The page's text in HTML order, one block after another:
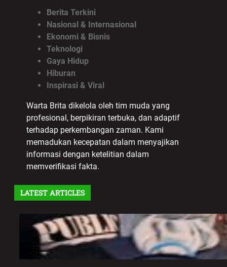
Berita Terkini
Nasional & Internasional
Ekonomi & Bisnis
Teknologi
Gaya Hidup
Hiburan
Inspirasi & Viral
Warta Brita dikelola oleh tim muda yang
profesional, berpikiran terbuka, dan adaptif
terhadap perkembangan zaman. Kami
memadukan kecepatan dalam menyajikan
informasi dengan ketelitian dalam
memverifikasi fakta.
LATEST ARTICLES